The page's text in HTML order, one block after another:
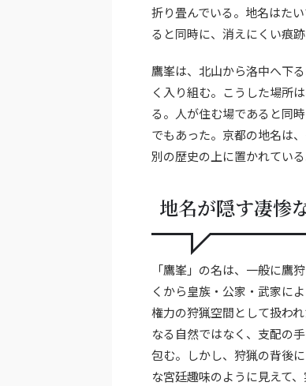
折り畳んでいる。地名はた
ると同時に、消えにくい痕
鷹峯は、北山から洛中へ下
く入り組む。こうした場所
る。人が住む場であると同
でもあった。京都の地名は
別の歴史の上に置かれている
地名が隠す凄惨
「鷹峯」の名は、一般に鷹
くから皇族・公家・武家に
権力の狩猟空間として扱わ
なる自然ではなく、支配の
包む。しかし、狩猟の背後
な宮廷趣味のように見えて